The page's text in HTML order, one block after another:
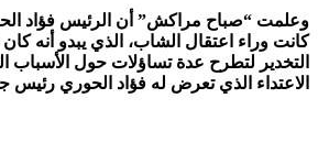
وعلمت “صباح مراكش” أن الرئيس فؤاد
كانت وراء اعتقال الشاب، الذي يبدو أنه
التخدير لتطرح عدة تساؤلات حول الأسباب
الاعتداء الذي تعرض له فؤاد الحوري رئيس